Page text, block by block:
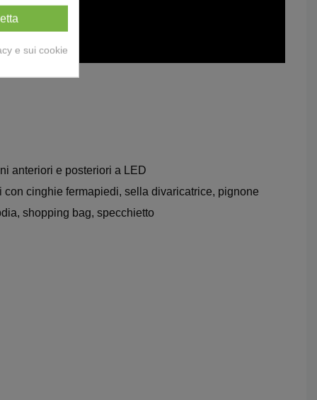
anteriori e posteriori a LED
cinghie fermapiedi, sella divaricatrice, pignone
shopping bag, specchietto
e sui cookie